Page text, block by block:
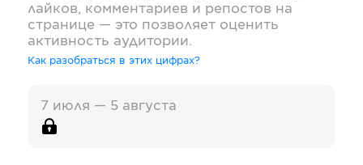
лайков, комментариев и репостов на
странице — это позволяет оценить
активность аудитории.
Как разобраться в этих цифрах?
7 июля — 5 августа